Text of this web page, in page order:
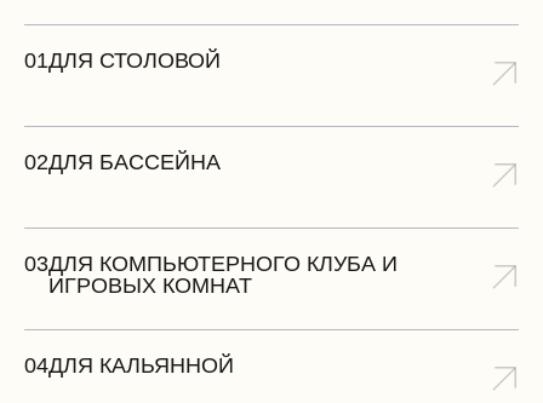
01ДЛЯ СТОЛОВОЙ
02ДЛЯ БАССЕЙНА
03ДЛЯ КОМПЬЮТЕРНОГО КЛУБА И
ИГРОВЫХ КОМНАТ
04ДЛЯ КАЛЬЯННОЙ